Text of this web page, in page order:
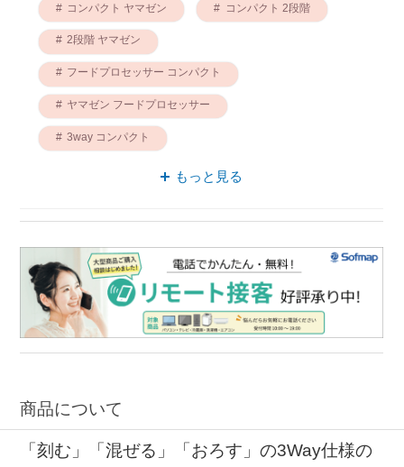
コンパクト ヤマゼン コンパクト 2段階
2段階 ヤマゼン
フードプロセッサー コンパクト
ヤマゼン フードプロセッサー
3way コンパクト
フードプロセッサー 2段階
もっと見る
商品について
「刻む」「混ぜる」「おろす」の3Way仕様の